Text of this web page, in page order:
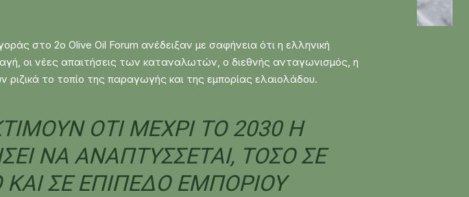
στο 2o Olive Oil Forum ανέδειξαν με σαφήνεια ότι η ελληνική
οι νέες απαιτήσεις των καταναλωτών, ο διεθνής ανταγωνισμός, η
ριζικά το τοπίο της παραγωγής και της εμπορίας ελαιολάδου.
ΌΤΙ ΜΈΧΡΙ ΤΟ 2030 Η
ΝΑ ΑΝΑΠΤΎΣΣΕΤΑΙ, ΤΌΣΟ ΣΕ
ΣΕ ΕΠΊΠΕΔΟ ΕΜΠΟΡΊΟΥ